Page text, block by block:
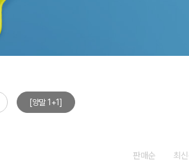
[양말 1+1]
판매순 최